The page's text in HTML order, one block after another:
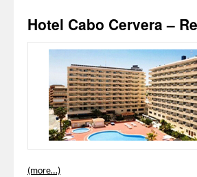
Hotel Cabo Cervera –
(more…)